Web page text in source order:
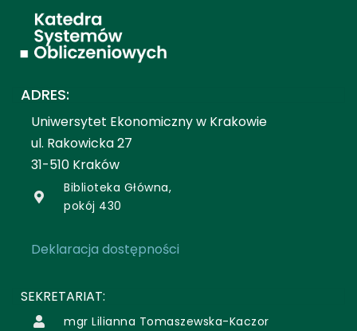
ADRES:
Uniwersytet Ekonomiczny w Krakowie
ul. Rakowicka 27
31-510 Kraków
Biblioteka Główna,
pokój 430
Deklaracja dostępności
SEKRETARIAT:
mgr Lilianna Tomaszewska-Kaczor